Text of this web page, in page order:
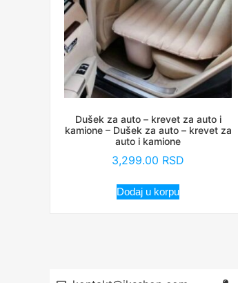
Dušek za auto – krevet za auto i
kamione – Dušek za auto – krevet za
auto i kamione
3,299.00 RSD
Dodaj u korpu